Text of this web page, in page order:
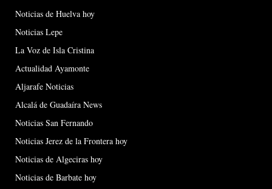
Noticias de Huelva hoy
Noticias Lepe
La Voz de Isla Cristina
Actualidad Ayamonte
Aljarafe Noticias
Alcalá de Guadaíra News
Noticias San Fernando
Noticias Jerez de la Frontera hoy
Noticias de Algeciras hoy
Noticias de Barbate hoy